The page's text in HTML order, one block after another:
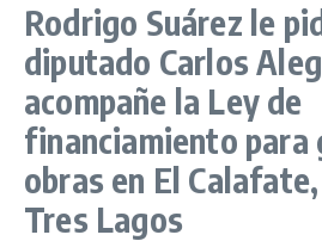
Rodrigo Suárez le
diputado Carlos
acompañe la Ley de
financiamiento para
obras en El
Tres Lagos